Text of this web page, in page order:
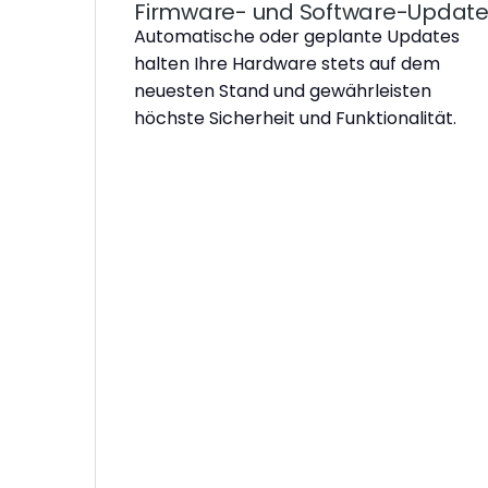
Firmware- und Software-
Automatische oder geplante Updates
halten Ihre Hardware stets auf dem
neuesten Stand und gewährleisten
höchste Sicherheit und Funktionalität.